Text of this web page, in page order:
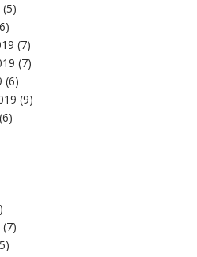
(5)
(7)
(7)
(6)
(9)
(6)
(7)